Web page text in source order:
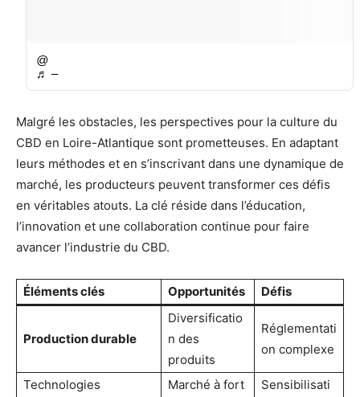
@
♬ –
Malgré les obstacles, les perspectives pour la culture du
CBD en Loire-Atlantique sont prometteuses. En adaptant
leurs méthodes et en s’inscrivant dans une dynamique de
marché, les producteurs peuvent transformer ces défis
en véritables atouts. La clé réside dans l’éducation,
l’innovation et une collaboration continue pour faire
avancer l’industrie du CBD.
Éléments clés Opportunités Défis
Production durable
Diversificatio
n des
produits
Réglementati
on complexe
Technologies
Marché à fort
Sensibilisati